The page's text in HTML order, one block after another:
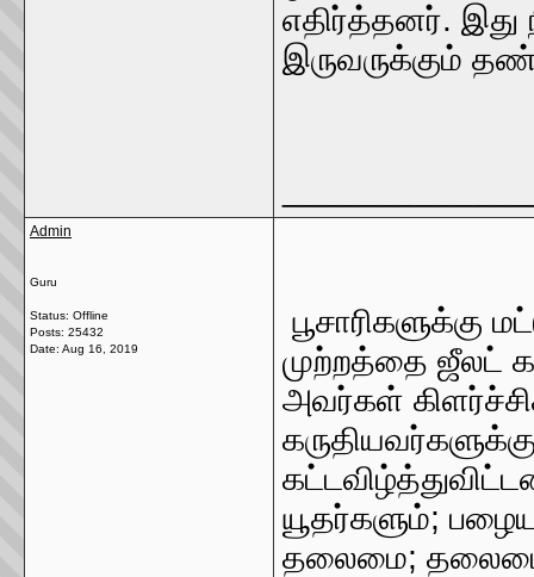
எதிர்த்தனர்.
இருவருக்கும்
Admin
Guru
Status: Offline
Posts: 25432
Date: Aug 16, 2019
பூசாரிகளுக்கு
முற்றத்தை ஜீலட்
அவர்கள்
யூதர்களும்;
தலைமை; தலைமை